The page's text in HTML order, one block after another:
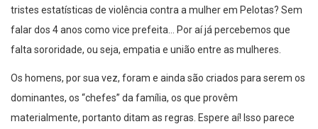
tristes estatísticas de violência contra a mulher em Pelotas? Sem
falar dos 4 anos como vice prefeita… Por aí já percebemos que
falta sororidade, ou seja, empatia e união entre as mulheres.
Os homens, por sua vez, foram e ainda são criados para serem os
dominantes, os “chefes” da família, os que provêm
materialmente, portanto ditam as regras. Espere aí! Isso parece